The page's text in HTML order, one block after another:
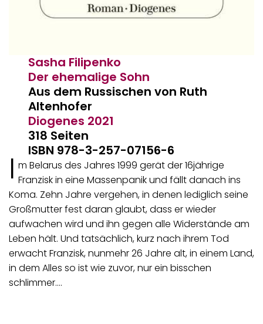
Sasha Filipenko
Der ehemalige Sohn
Aus dem Russischen von Ruth
Altenhofer
Diogenes 2021
318 Seiten
ISBN 978-3-257-07156-6
I m Belarus des Jahres 1999 gerät der 16jährige
Franzisk in eine Massenpanik und fällt danach ins
Koma. Zehn Jahre vergehen, in denen lediglich seine
Großmutter fest daran glaubt, dass er wieder
aufwachen wird und ihn gegen alle Widerstände am
Leben hält. Und tatsächlich, kurz nach ihrem Tod
erwacht Franzisk, nunmehr 26 Jahre alt, in einem Land,
in dem Alles so ist wie zuvor, nur ein bisschen
schlimmer.…